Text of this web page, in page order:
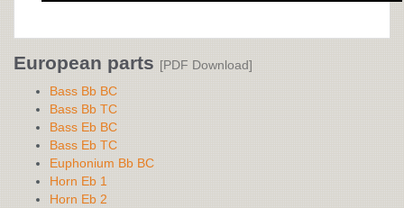
European parts [PDF Download]
Bass Bb BC
Bass Bb TC
Bass Eb BC
Bass Eb TC
Euphonium Bb BC
Horn Eb 1
Horn Eb 2